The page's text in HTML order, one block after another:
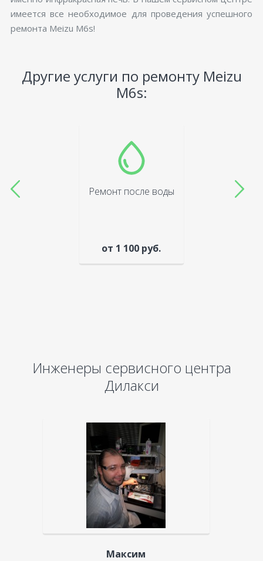
имеется все необходимое для проведения успешного
ремонта Meizu M6s!
Другие услуги по ремонту Meizu
M6s:
Ремонт после воды
от 1 100 руб.
Инженеры сервисного центра
Дилакси
Максим